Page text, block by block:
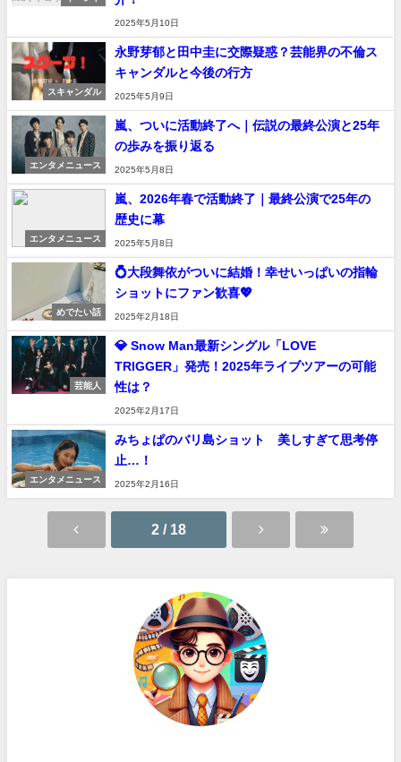
2025年5月10日
スキャンダル
永野芽郁と田中圭に交際疑惑？芸能界の不倫ス
キャンダルと今後の行方
2025年5月9日
エンタメニュース
嵐、ついに活動終了へ｜伝説の最終公演と25年
の歩みを振り返る
2025年5月8日
エンタメニュース
嵐、2026年春で活動終了｜最終公演で25年の
歴史に幕
2025年5月8日
めでたい話
💍大段舞依がついに結婚！幸せいっぱいの指輪
ショットにファン歓喜💖
2025年2月18日
芸能人
💎 Snow Man最新シングル「LOVE
TRIGGER」発売！2025年ライブツアーの可能
性は？
2025年2月17日
エンタメニュース
みちょぱのバリ島ショット 美しすぎて思考停
止…！
2025年2月16日
2 / 18